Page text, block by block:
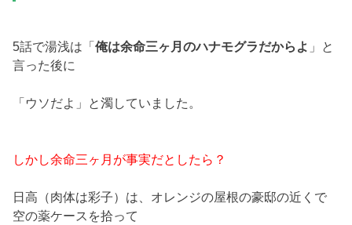
5話で湯浅は「俺は余命三ヶ月のハナモグラだからよ 」と
言った後に
「ウソだよ」と濁していました。
しかし余命三ヶ月が事実だとしたら？
日高（肉体は彩子）は、オレンジの屋根の豪邸の近くで
空の薬ケースを拾って